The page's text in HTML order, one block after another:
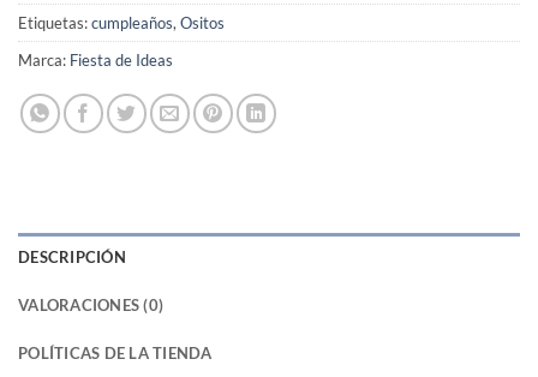
Etiquetas:cumpleaños, Ositos
Marca: Fiesta de Ideas
DESCRIPCIÓN
VALORACIONES (0)
POLÍTICAS DE LA TIENDA